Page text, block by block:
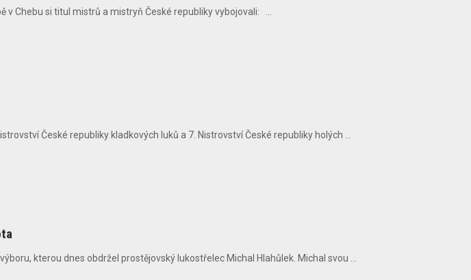
v Chebu si titul mistrů a mistryň České republiky vybojovali: ...
České republiky kladkových luků a 7. Nistrovství České republiky holých ...
kterou dnes obdržel prostějovský lukostřelec Michal Hlahůlek. Michal svou ...